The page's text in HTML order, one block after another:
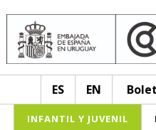
ES EN
INFANTIL Y JUVENIL